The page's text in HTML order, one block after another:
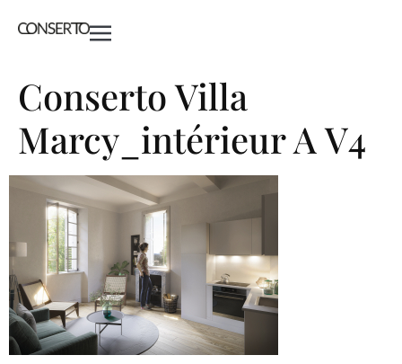
Conserto Villa
Marcy_intérieur A V4